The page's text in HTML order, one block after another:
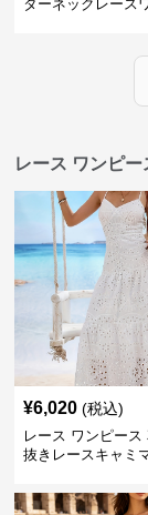
ターネックレース
レース ワンピ
¥6,020 (税込)
レース ワンピース
抜きレースキャミ